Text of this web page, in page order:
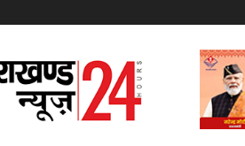
Uttarakhand
News
24